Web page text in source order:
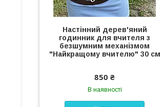
Настінний дерев'яний
годинник для вчителя з
безшумним механізмом
"Найкращому вчителю" 30 см
850 ₴
В наявності